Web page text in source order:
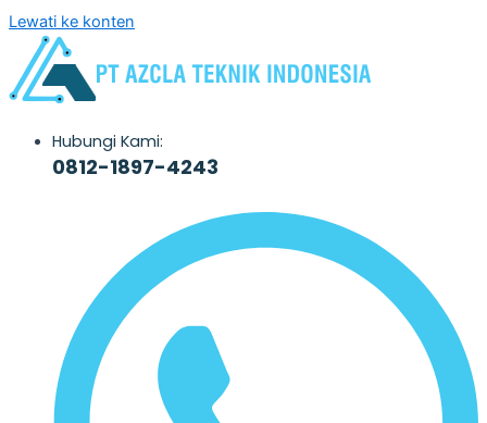
Lewati ke konten
Hubungi Kami:
0812-1897-4243